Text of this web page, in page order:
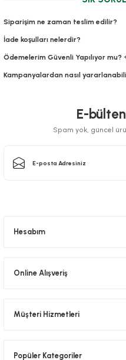
+ KDV
Sepete Ekle
Sepete Ekle
Siparişim ne zaman teslim edilir?
İade koşulları nelerdir?
Ödemelerim Güvenli Yapılıyor mu?
Kampanyalardan nasıl
E-
Spam yok, güncel
Hesabım
Online Alışveriş
Müşteri Hizmetleri
Popüler Kategoriler